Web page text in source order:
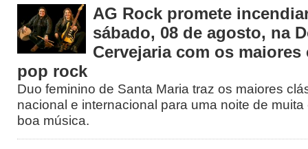
AG Rock promete
sábado, 08 de agosto, na
Cervejaria com os
pop rock
Duo feminino de Santa Maria traz os maiores
nacional e internacional para uma noite de
boa música.